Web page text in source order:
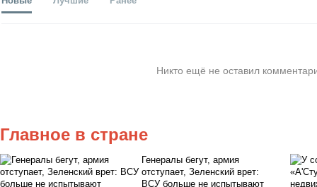
Никто ещё не оставил
Главное в стране
Генералы бегут, армия
отступает, Зеленский врет:
ВСУ больше не испытывают